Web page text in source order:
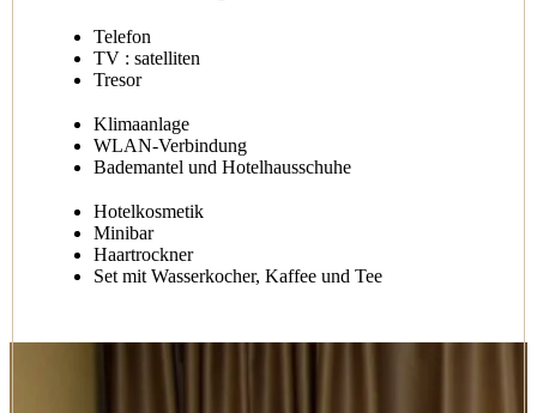
Telefon
TV : satelliten
Tresor
Klimaanlage
WLAN-Verbindung
Bademantel und Hotelhausschuhe
Hotelkosmetik
Minibar
Haartrockner
Set mit Wasserkocher, Kaffee und Tee